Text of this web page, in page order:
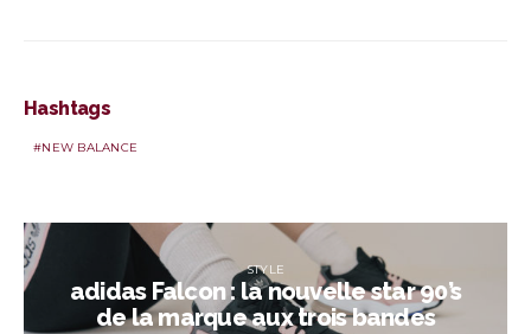
Hashtags
NEW BALANCE
STYLE
adidas Falcon : la nouvelle star 90’s
de la marque aux trois bandes